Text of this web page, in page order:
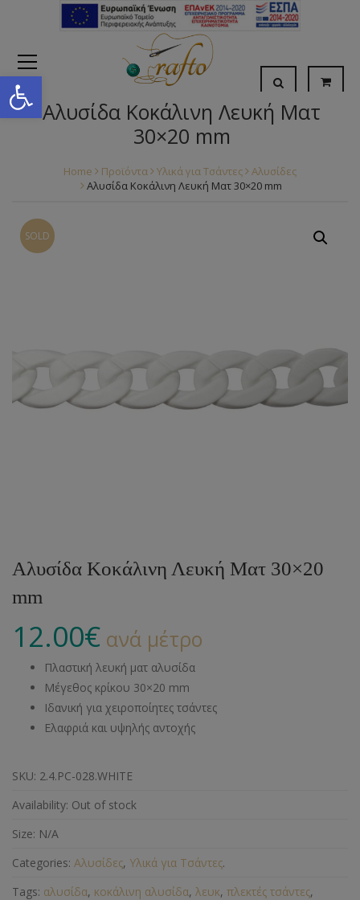
Open toolbar
Αλυσίδα Κοκάλινη Λευκή Ματ
30×20 mm
Home Προϊόντα Υλικά για Τσάντες
Αλυσίδες
Αλυσίδα Κοκάλινη Λευκή Ματ 30×20 mm
SOLD
Αλυσίδα Κοκάλινη Λευκή Ματ 30×20
mm
12.00€ ανά μέτρο
Πλαστική λευκή ματ αλυσίδα
Μέγεθος κρίκου 30×20 mm
Ιδανική για χειροποίητες τσάντες
Ελαφριά και υψηλής αντοχής
SKU: 2.4.PC-028.WHITE
Availability: Out of stock
Size: N/A
Categories: Αλυσίδες, Υλικά για Τσάντες.
Tags: αλυσίδα, κοκάλινη αλυσίδα, λευκ, πλεκτές τσάντες,